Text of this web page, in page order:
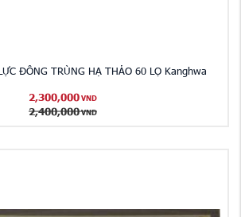
ĐÔNG TRÙNG HẠ THẢO 60 LỌ Kanghwa
2,300,000 VND
2,400,000 VND